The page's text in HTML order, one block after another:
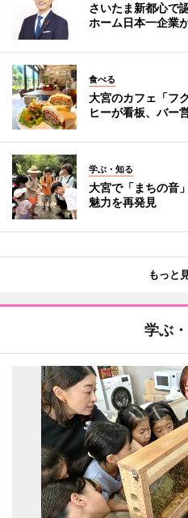
さいたま新都心で
ホーム日本一企業
食べる
大宮のカフェ「フ
ヒーが看板、バー
学ぶ・知る
大宮で「まちの音
魅力を再発見
もっと
学ぶ